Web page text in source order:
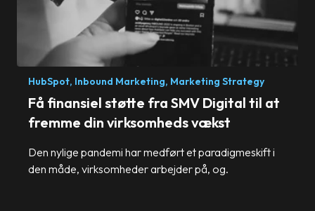
HubSpot, Inbound Marketing, Marketing Strategy
Få finansiel støtte fra SMV Digital til at
fremme din virksomheds vækst
Den nylige pandemi har medført et paradigmeskift i
den måde, virksomheder arbejder på, og.